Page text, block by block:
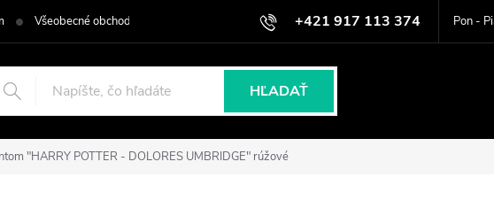
+421 917 113 374 Pon -
Všeobecné obchodné podmienky Podmienky ochrany osobných údajov
HĽADAŤ
"HARRY POTTER - DOLORES UMBRIDGE" rúžové